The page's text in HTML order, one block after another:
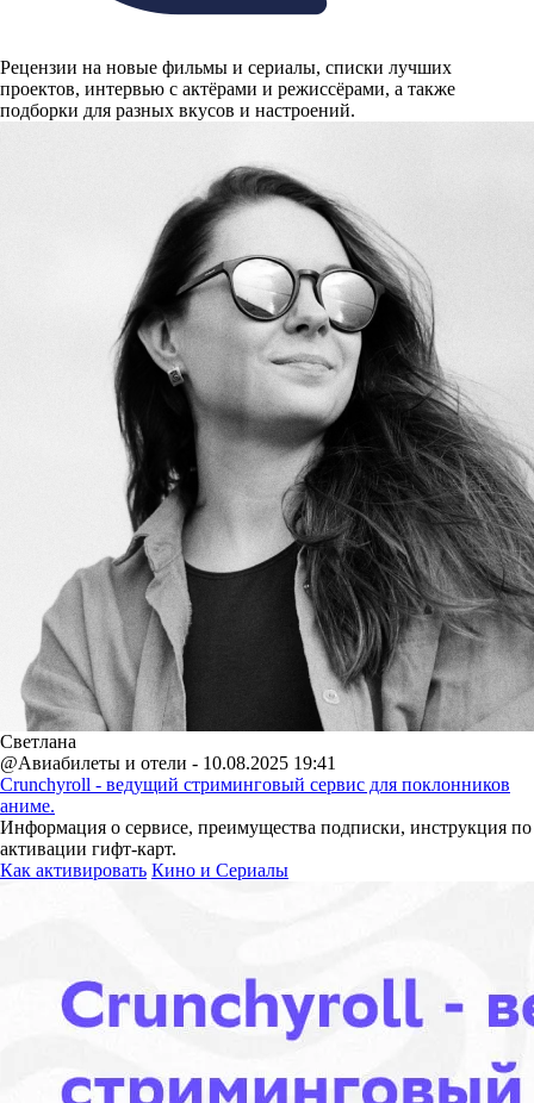
Рецензии на новые фильмы и сериалы, списки лучших
проектов, интервью с актёрами и режиссёрами, а также
подборки для разных вкусов и настроений.
Светлана
@Авиабилеты и отели - 10.08.2025 19:41
Crunchyroll - ведущий стриминговый сервис для поклонников
аниме.
Информация о сервисе, преимущества подписки, инструкция по
активации гифт-карт.
Как активировать Кино и Сериалы